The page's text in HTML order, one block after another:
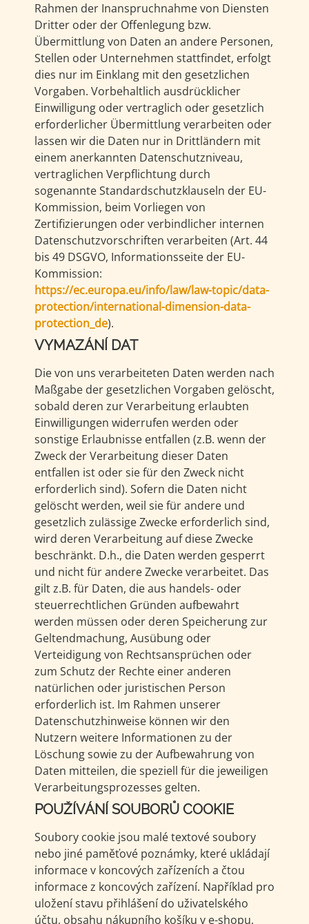
Rahmen der Inanspruchnahme von Diensten
Dritter oder der Offenlegung bzw.
Übermittlung von Daten an andere Personen,
Stellen oder Unternehmen stattfindet, erfolgt
dies nur im Einklang mit den gesetzlichen
Vorgaben. Vorbehaltlich ausdrücklicher
Einwilligung oder vertraglich oder gesetzlich
erforderlicher Übermittlung verarbeiten oder
lassen wir die Daten nur in Drittländern mit
einem anerkannten Datenschutzniveau,
vertraglichen Verpflichtung durch
sogenannte Standardschutzklauseln der EU-
Kommission, beim Vorliegen von
Zertifizierungen oder verbindlicher internen
Datenschutzvorschriften verarbeiten (Art. 44
bis 49 DSGVO, Informationsseite der EU-
Kommission:
https://ec.europa.eu/info/law/law-topic/data-
protection/international-dimension-data-
protection_de).
VYMAZÁNÍ DAT
Die von uns verarbeiteten Daten werden nach
Maßgabe der gesetzlichen Vorgaben gelöscht,
sobald deren zur Verarbeitung erlaubten
Einwilligungen widerrufen werden oder
sonstige Erlaubnisse entfallen (z.B. wenn der
Zweck der Verarbeitung dieser Daten
entfallen ist oder sie für den Zweck nicht
erforderlich sind). Sofern die Daten nicht
gelöscht werden, weil sie für andere und
gesetzlich zulässige Zwecke erforderlich sind,
wird deren Verarbeitung auf diese Zwecke
beschränkt. D.h., die Daten werden gesperrt
und nicht für andere Zwecke verarbeitet. Das
gilt z.B. für Daten, die aus handels- oder
steuerrechtlichen Gründen aufbewahrt
werden müssen oder deren Speicherung zur
Geltendmachung, Ausübung oder
Verteidigung von Rechtsansprüchen oder
zum Schutz der Rechte einer anderen
natürlichen oder juristischen Person
erforderlich ist. Im Rahmen unserer
Datenschutzhinweise können wir den
Nutzern weitere Informationen zu der
Löschung sowie zu der Aufbewahrung von
Daten mitteilen, die speziell für die jeweiligen
Verarbeitungsprozesses gelten.
POUŽÍVÁNÍ SOUBORŮ COOKIE
Soubory cookie jsou malé textové soubory
nebo jiné paměťové poznámky, které ukládají
informace v koncových zařízeních a čtou
informace z koncových zařízení. Například pro
uložení stavu přihlášení do uživatelského
účtu, obsahu nákupního košíku v e-shopu,